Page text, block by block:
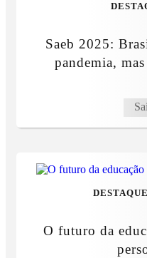
Saeb 2025:
pandemia,
O futuro da